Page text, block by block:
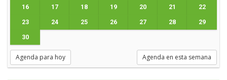
16 17 18 19 20 21 22
23 24 25 26 27 28 29
30
Agenda para hoy Agenda en esta semana